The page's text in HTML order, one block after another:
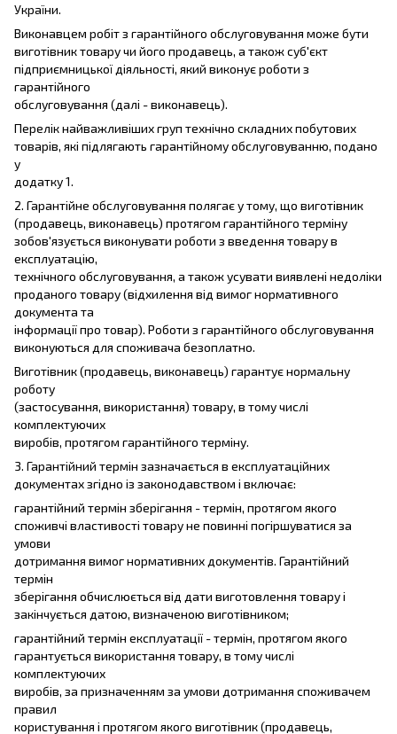
України.
Виконавцем робіт з гарантійного обслуговування може бути
виготівник товару чи його продавець, а також суб'єкт
підприємницької діяльності, який виконує роботи з
гарантійного
обслуговування (далі - виконавець).
Перелік найважливіших груп технічно складних побутових
товарів, які підлягають гарантійному обслуговуванню, подано
у
додатку 1.
2. Гарантійне обслуговування полягає у тому, що виготівник
(продавець, виконавець) протягом гарантійного терміну
зобов'язується виконувати роботи з введення товару в
експлуатацію,
технічного обслуговування, а також усувати виявлені недоліки
проданого товару (відхилення від вимог нормативного
документа та
інформації про товар). Роботи з гарантійного обслуговування
виконуються для споживача безоплатно.
Виготівник (продавець, виконавець) гарантує нормальну
роботу
(застосування, використання) товару, в тому числі
комплектуючих
виробів, протягом гарантійного терміну.
3. Гарантійний термін зазначається в експлуатаційних
документах згідно із законодавством і включає:
гарантійний термін зберігання - термін, протягом якого
споживчі властивості товару не повинні погіршуватися за
умови
дотримання вимог нормативних документів. Гарантійний
термін
зберігання обчислюється від дати виготовлення товару і
закінчується датою, визначеною виготівником;
гарантійний термін експлуатації - термін, протягом якого
гарантується використання товару, в тому числі
комплектуючих
виробів, за призначенням за умови дотримання споживачем
правил
користування і протягом якого виготівник (продавець,